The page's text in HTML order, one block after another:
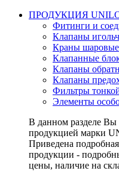
ПРОДУКЦИЯ
Фитинги и
Клапаны
Краны шаровые
Клапанные
Клапаны
Клапаны
Фильтры
Элементы
В данном разделе Вы
продукцией марки
Приведена
продукции -
цены, наличие на